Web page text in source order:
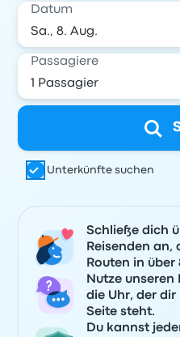
Datum
Passagiere
Unterkünfte suchen
Schließe dich
Reisenden an,
Routen in
Nutze unseren
die Uhr, der
Seite steht.
Du kannst